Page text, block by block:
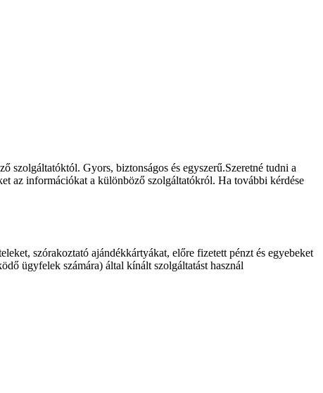
szolgáltatóktól. Gyors, biztonságos és egyszerű.Szeretné tudni a
az információkat a különböző szolgáltatókról. Ha további kérdése
szórakoztató ajándékkártyákat, előre fizetett pénzt és egyebeket
ügyfelek számára) által kínált szolgáltatást használ